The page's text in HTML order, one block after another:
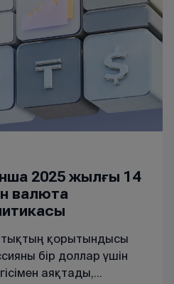
2025 жылғы 14
валюта
қорытындысы
бір доллар үшін
аяқтады,